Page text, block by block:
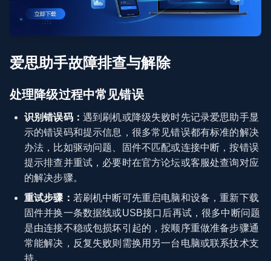
爱思助手故障排查与解除
处理降级过程中常见错误
识别错误码： 遇到刷机或降级失败时先记录爱思助手显
示的错误码和提示信息，很多常见错误都有标准的解决
办法，比如驱动问题、固件不匹配或连接中断，按错误
提示排查并重试，必要时在官方论坛或客服处查询对应
的解决步骤。
重试步骤： 若刷机中断可先重启电脑和设备，重新下载
固件并换一条数据线或USB接口后再试，很多中断问题
是由连接不稳或包损坏引起的，按顺序重做准备步骤通
常能解决，反复失败则需换用另一台电脑或联系技术支
持。